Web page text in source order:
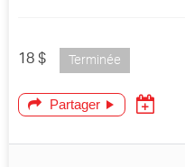
Partager
18 $ Terminée